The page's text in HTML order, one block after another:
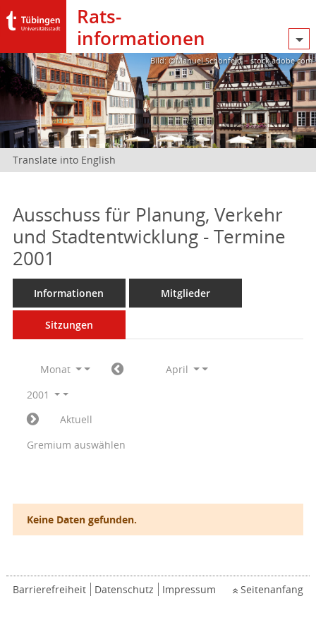
Rats­
informationen
Bild: @Manuel Schönfeld – stock.adobe.com
Translate into English
Ausschuss für Planung, Verkehr
und Stadtentwicklung - Termine
2001
Informationen Mitglieder
Sitzungen
Monat
April
2001
Aktuell
Gremium auswählen
Keine Daten gefunden.
Barrierefreiheit Datenschutz Impressum Seitenanfang